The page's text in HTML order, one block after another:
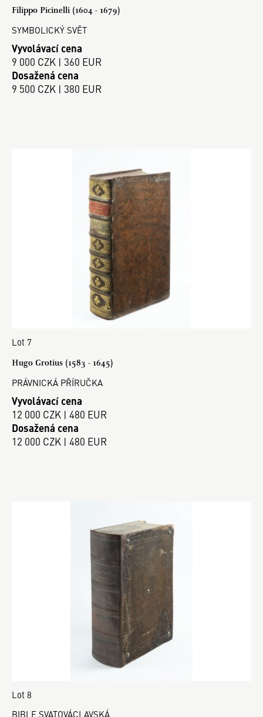
Filippo Picinelli (1604 - 1679)
SYMBOLICKÝ SVĚT
Vyvolávací cena
9 000 CZK | 360 EUR
Dosažená cena
9 500 CZK | 380 EUR
Lot 7
Hugo Grotius (1583 - 1645)
PRÁVNICKÁ PŘÍRUČKA
Vyvolávací cena
12 000 CZK | 480 EUR
Dosažená cena
12 000 CZK | 480 EUR
Lot 8
BIBLE SVATOVÁCLAVSKÁ